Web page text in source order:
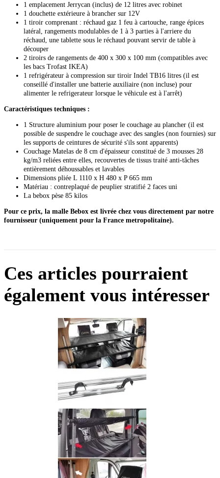
1 emplacement Jerrycan (inclus) de 12 litres avec robinet
1 douchette extérieure à brancher sur 12V
1 tiroir comprenant : réchaud gaz 1 feu à cartouche, range épices
latéral, rangements modulables de 1 à 3 parties à l'arriere du
réchaud, une tablette sous le réchaud pouvant servir de table à
découper
2 tiroirs de rangements de 400 x 300 x 100 mm (compatibles avec
les bacs Trofast IKEA)
1 refrigérateur à compression sur tiroir Indel TB16 litres (il est
conseillé d'installer une batterie auxiliaire (non incluse) pour
alimenter le refrigerateur lorsque le véhicule est à l'arrêt)
Caractéristiques techniques :
1 Structure aluminium pour poser le couchage au plancher (il est
possible de suspendre le couchage avec des sangles (non fournies) sur
les supports de ceintures de sécurité s'ils sont apparents)
Couchage Matelas de 8 cm d'épaisseur constitué de 3 mousses 28
kg/m3 reliées entre elles, recouvertes de tissus traité anti-tâches
entièrement déhoussables et lavables
Dimensions pliée L 1110 x H 480 x P 665 mm
Matériau : contreplaqué de peuplier stratifié 2 faces uni
La bebox pèse 85 kilos
Pour ce prix, la malle Bebox est livrée chez vous directement par notre
fournisseur (uniquement pour la France metropolitaine).
Ces articles pourraient
également vous intéresser